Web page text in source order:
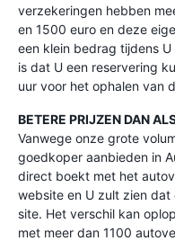
verzekeringen hebben
en 1500 euro en deze
een klein bedrag tijdens
is dat U een reservering
uur voor het ophalen van
BETERE PRIJZEN DAN
Vanwege onze grote
goedkoper aanbieden in
direct boekt met het
website en U zult zien
site. Het verschil kan
met meer dan 1100